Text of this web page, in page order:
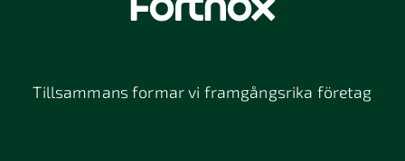
Tillsammans formar vi framgångsrika företag